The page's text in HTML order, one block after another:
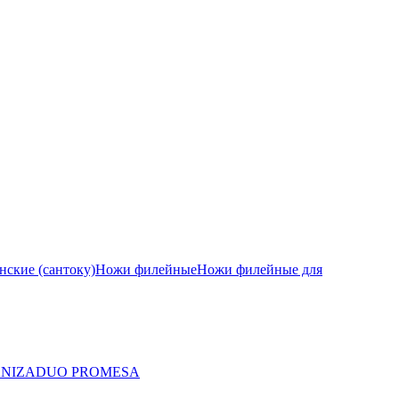
(сантоку)Ножи филейныеНожи филейные для
NIZADUO PROMESA